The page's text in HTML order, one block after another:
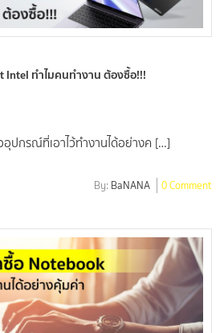
Intel ทำไมคนทำงาน ต้องซื้อ!!!
ปกรณ์ที่เอาไว้ทำงานได้อย่างค […]
By: BaNANA 0 Comment